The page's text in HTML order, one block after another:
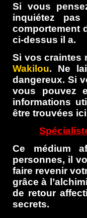
Si vous
inquiétez
comportement
ci-dessus il a.
Si vos craintes
Wakilou. Ne
dangereux. Si
vous pouvez
informations
être trouvées
Ce médium
personnes, il
faire revenir
grâce à
de retour
secrets.